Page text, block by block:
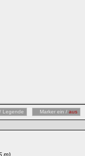
/ Legende Marker ein / aus